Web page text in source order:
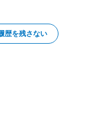
歴を残さない